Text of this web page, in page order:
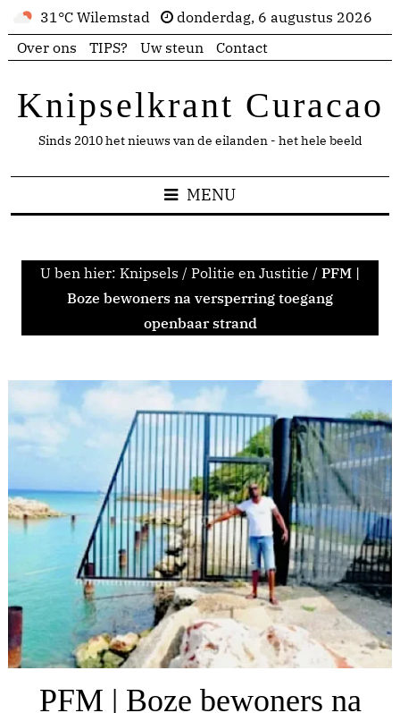
31°C Wilemstad
donderdag, 6 augustus 2026
Over ons
TIPS? Uw steun Contact
Knipselkrant Curacao
Sinds 2010 het nieuws van de eilanden - het hele beeld
MENU
U ben hier: Knipsels / Politie en Justitie / PFM |
Boze bewoners na versperring toegang
openbaar strand
PFM | Boze bewoners na